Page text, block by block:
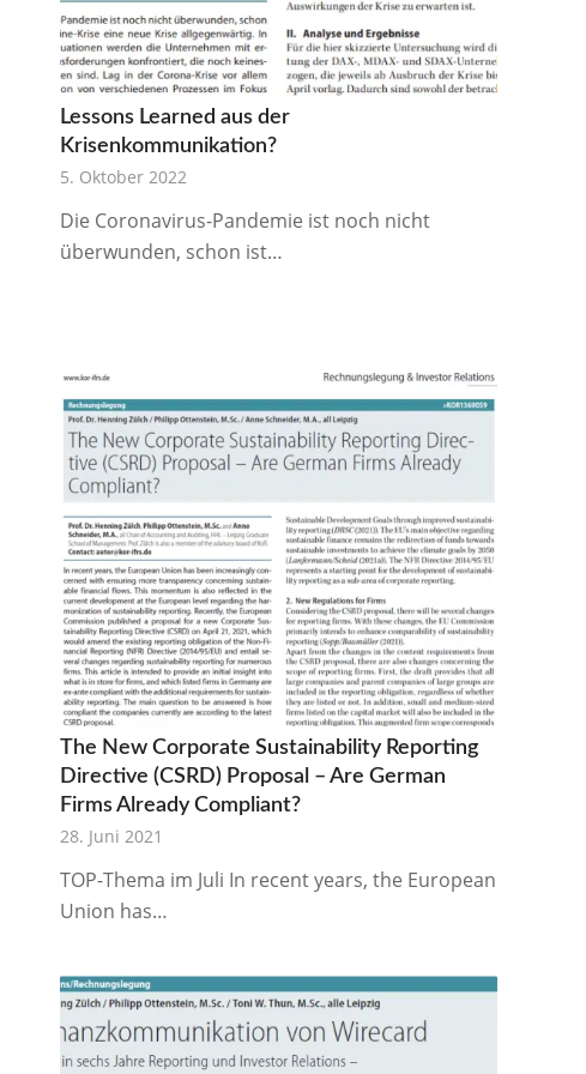
Lessons Learned aus der
Krisenkommunikation?
5. Oktober 2022
Die Coronavirus-Pandemie ist noch nicht
überwunden, schon ist…
The New Corporate Sustainability Reporting
Directive (CSRD) Proposal – Are German
Firms Already Compliant?
28. Juni 2021
TOP-Thema im Juli In recent years, the European
Union has…